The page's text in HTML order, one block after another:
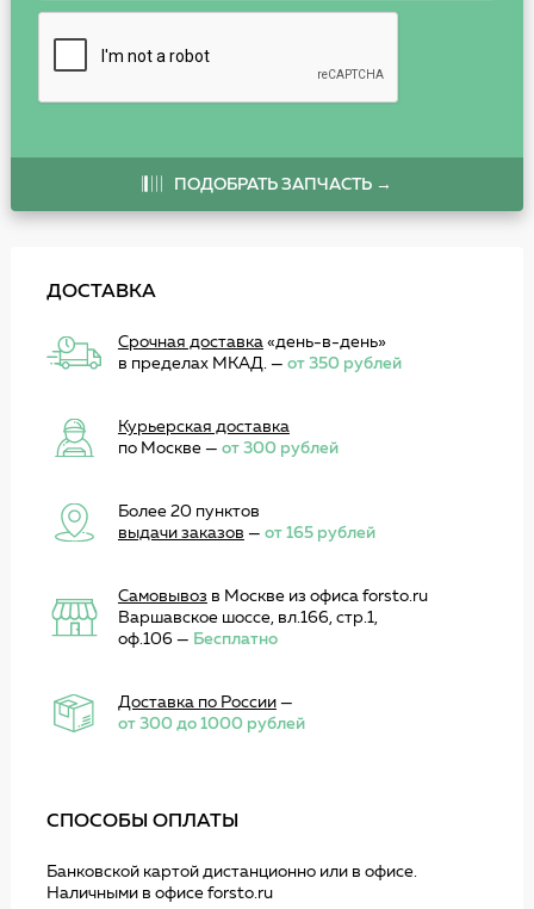
ПОДОБРАТЬ ЗАПЧАСТЬ →
ДОСТАВКА
Срочная доставка«день-в-день»
в пределах МКАД. — от 350 рублей
Курьерская доставка
по Москве — от 300 рублей
Более 20 пунктов
выдачи заказов — от 165 рублей
Самовывоз в Москве из офиса forsto.ru
Варшавское шоссе, вл.166, стр.1,
оф.106 — Бесплатно
Доставка по России—
от 300 до 1000 рублей
СПОСОБЫ ОПЛАТЫ
Банковской картой дистанционно или в офисе.
Наличными в офисе forsto.ru